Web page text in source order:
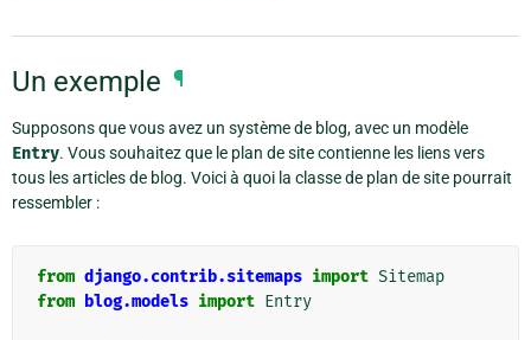
Un exemple ¶
Supposons que vous avez un système de blog, avec un modèle
Entry. Vous souhaitez que le plan de site contienne les liens vers
tous les articles de blog. Voici à quoi la classe de plan de site pourrait
ressembler :
from django.contrib.sitemaps import Sitemap
from blog.models import Entry